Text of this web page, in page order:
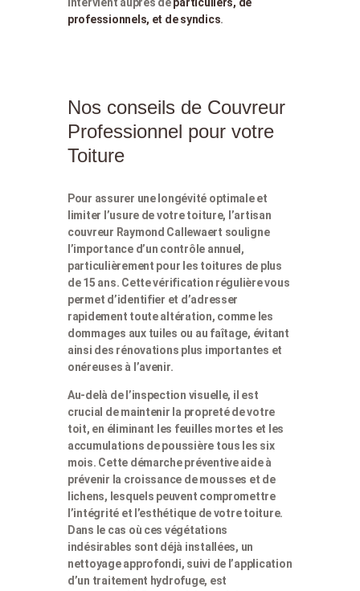
professionnels, et de syndics.
Nos conseils de Couvreur
Professionnel pour votre
Toiture
Pour assurer une longévité optimale et
limiter l’usure de votre toiture, l’artisan
couvreur Raymond Callewaert souligne
l’importance d’un contrôle annuel,
particulièrement pour les toitures de plus
de 15 ans. Cette vérification régulière vous
permet d’identifier et d’adresser
rapidement toute altération, comme les
dommages aux tuiles ou au faîtage, évitant
ainsi des rénovations plus importantes et
onéreuses à l’avenir.
Au-delà de l’inspection visuelle, il est
crucial de maintenir la propreté de votre
toit, en éliminant les feuilles mortes et les
accumulations de poussière tous les six
mois. Cette démarche préventive aide à
prévenir la croissance de mousses et de
lichens, lesquels peuvent compromettre
l’intégrité et l’esthétique de votre toiture.
Dans le cas où ces végétations
indésirables sont déjà installées, un
nettoyage approfondi, suivi de l’application
d’un traitement hydrofuge, est